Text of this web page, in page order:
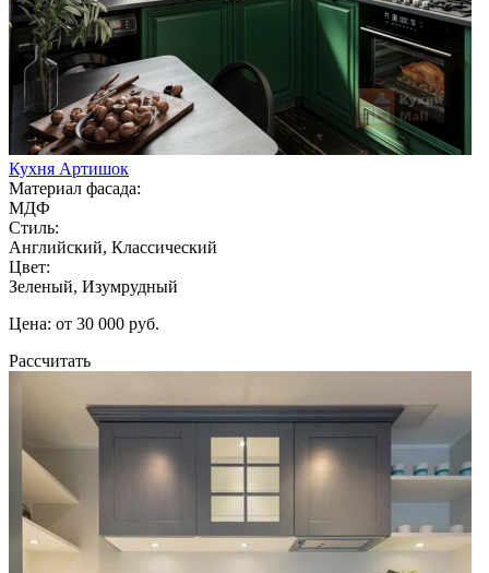
Кухня Артишок
Материал фасада:
МДФ
Стиль:
Английский, Классический
Цвет:
Зеленый, Изумрудный
Цена: от 30 000 руб.
Рассчитать